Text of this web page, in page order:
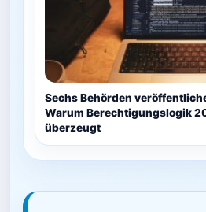
Sechs Behörden
Warum Berechtigungslogik
überzeugt